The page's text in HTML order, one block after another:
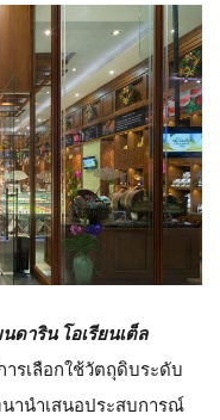
ดาริน โอเรียนเต็ล
รเลือกใช้วัตถุดิบระดับ
านำเสนอประสบการณ์